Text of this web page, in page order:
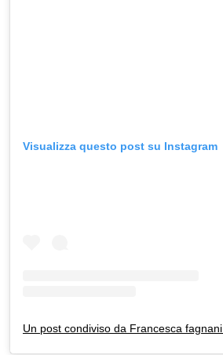
Visualizza questo post su Instagram